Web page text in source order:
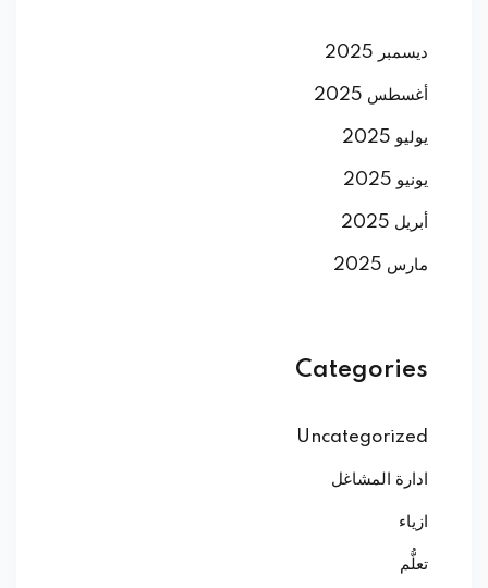
ديسمبر 2025
أغسطس 2025
يوليو 2025
يونيو 2025
أبريل 2025
مارس 2025
Categories
Uncategorized
ادارة المشاغل
ازياء
تعلُّم